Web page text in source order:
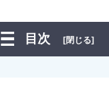
目次 [閉じる]